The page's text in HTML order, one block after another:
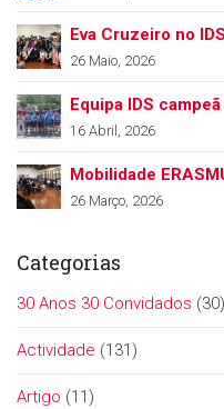
Eva Cruzeiro no IDS
26 Maio, 2026
Equipa IDS
16 Abril, 2026
Mobilidade
26 Março, 2026
Categorias
30 Anos 30 Convidados (30)
Actividade (131)
Artigo (11)